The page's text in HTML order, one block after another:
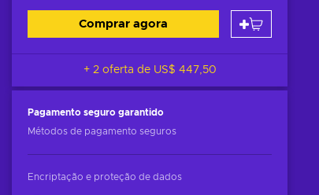
Comprar agora
+ 2 oferta de US$ 447,50
Pagamento seguro garantido
Métodos de pagamento seguros
Encriptação e proteção de dados